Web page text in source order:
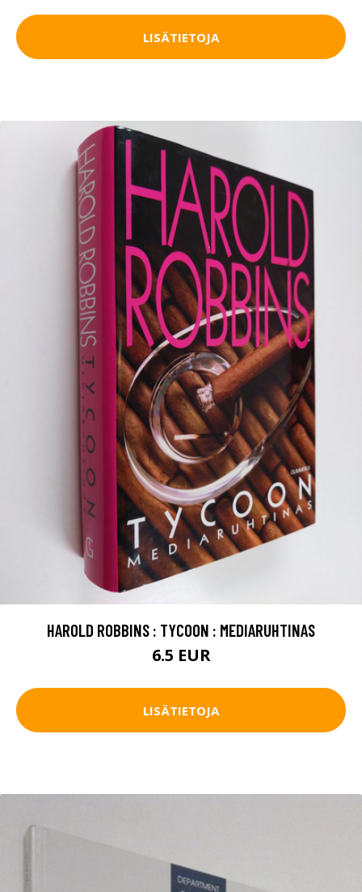
LISÄTIETOJA
HAROLD ROBBINS : TYCOON : MEDIARUHTINAS
6.5 EUR
LISÄTIETOJA